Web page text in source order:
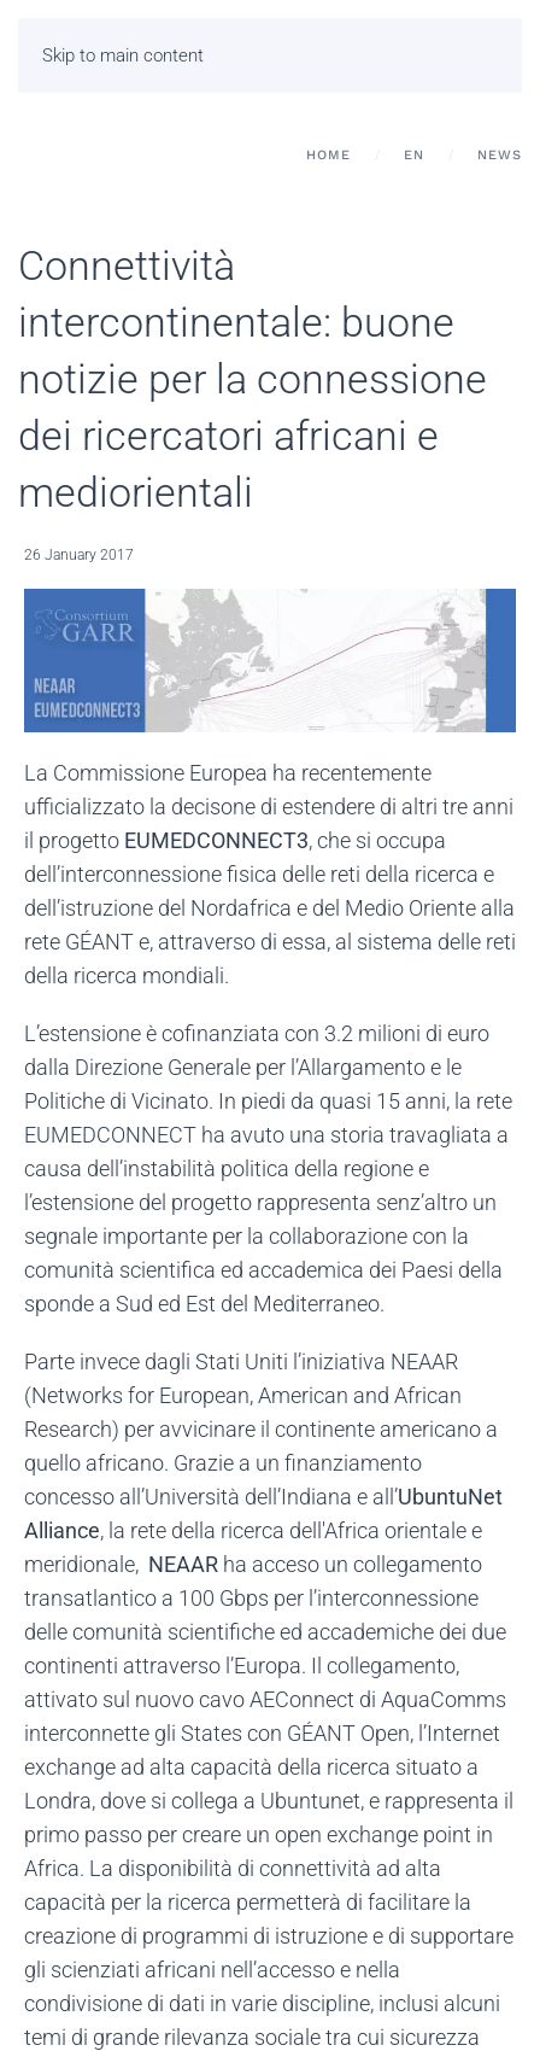
Skip to main content
HOME EN NEWS
Connettività
intercontinentale: buone
notizie per la connessione
dei ricercatori africani e
mediorientali
26 January 2017
La Commissione Europea ha recentemente
ufficializzato la decisone di estendere di altri tre anni
il progetto EUMEDCONNECT3, che si occupa
dell’interconnessione fisica delle reti della ricerca e
dell’istruzione del Nordafrica e del Medio Oriente alla
rete GÉANT e, attraverso di essa, al sistema delle reti
della ricerca mondiali.
L’estensione è cofinanziata con 3.2 milioni di euro
dalla Direzione Generale per l’Allargamento e le
Politiche di Vicinato. In piedi da quasi 15 anni, la rete
EUMEDCONNECT ha avuto una storia travagliata a
causa dell’instabilità politica della regione e
l’estensione del progetto rappresenta senz’altro un
segnale importante per la collaborazione con la
comunità scientifica ed accademica dei Paesi della
sponde a Sud ed Est del Mediterraneo.
Parte invece dagli Stati Uniti l’iniziativa NEAAR
(Networks for European, American and African
Research) per avvicinare il continente americano a
quello africano. Grazie a un finanziamento
concesso all’Università dell’Indiana e all’UbuntuNet
Alliance, la rete della ricerca dell'Africa orientale e
meridionale, NEAAR ha acceso un collegamento
transatlantico a 100 Gbps per l’interconnessione
delle comunità scientifiche ed accademiche dei due
continenti attraverso l’Europa. Il collegamento,
attivato sul nuovo cavo AEConnect di AquaComms
interconnette gli States con GÉANT Open, l’Internet
exchange ad alta capacità della ricerca situato a
Londra, dove si collega a Ubuntunet, e rappresenta il
primo passo per creare un open exchange point in
Africa. La disponibilità di connettività ad alta
capacità per la ricerca permetterà di facilitare la
creazione di programmi di istruzione e di supportare
gli scienziati africani nell’accesso e nella
condivisione di dati in varie discipline, inclusi alcuni
temi di grande rilevanza sociale tra cui sicurezza